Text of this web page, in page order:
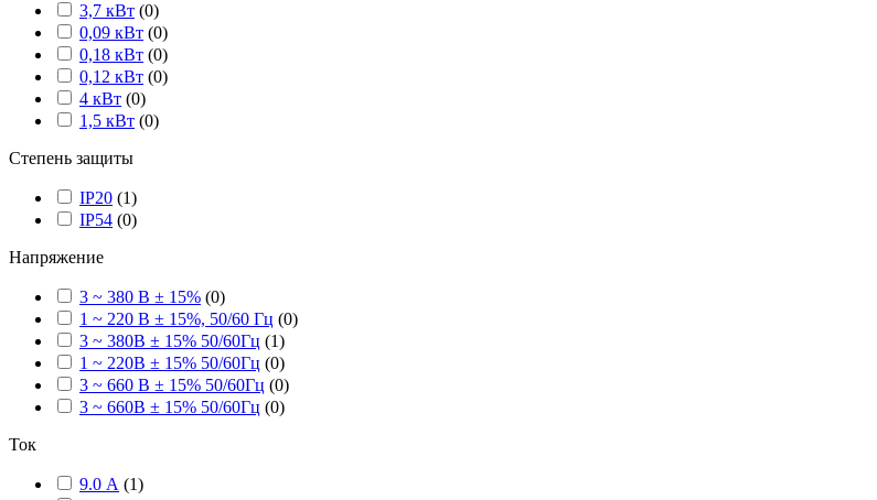
3,7 кВт (0)
0,09 кВт (0)
0,18 кВт (0)
0,12 кВт (0)
4 кВт (0)
1,5 кВт (0)
Степень защиты
IP20 (1)
IP54 (0)
Напряжение
3 ~ 380 В ± 15% (0)
1 ~ 220 В ± 15%, 50/60 Гц (0)
3 ~ 380В ± 15% 50/60Гц (1)
1 ~ 220В ± 15% 50/60Гц (0)
3 ~ 660 В ± 15% 50/60Гц (0)
3 ~ 660В ± 15% 50/60Гц (0)
Ток
9.0 А (1)